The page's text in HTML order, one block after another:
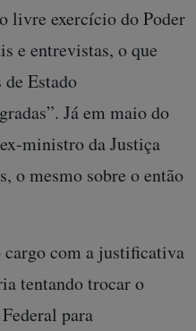
livre exercício do Poder
e entrevistas, o que
Estado
Já em maio do
ministro da Justiça
o mesmo sobre o então
com a justificativa
tentando trocar o
para